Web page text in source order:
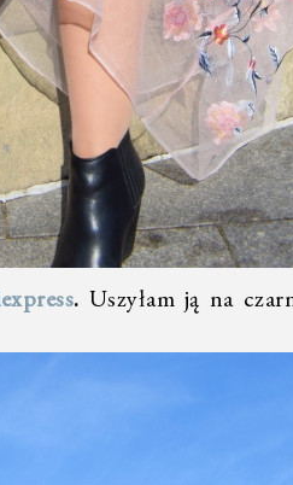
. Uszyłam ją na